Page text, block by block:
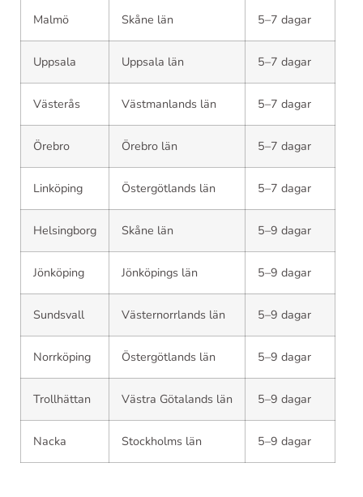
Malmö Skåne län 5–7 dagar
Uppsala Uppsala län 5–7 dagar
Västerås Västmanlands län 5–7 dagar
Örebro Örebro län 5–7 dagar
Linköping Östergötlands län 5–7 dagar
Helsingborg Skåne län 5–9 dagar
Jönköping Jönköpings län 5–9 dagar
Sundsvall Västernorrlands län 5–9 dagar
Norrköping Östergötlands län 5–9 dagar
Trollhättan Västra Götalands län 5–9 dagar
Nacka Stockholms län 5–9 dagar